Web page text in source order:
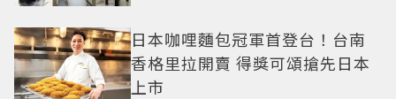
日本咖哩麵包冠軍首登台！台南
香格里拉開賣 得獎可頌搶先日本
上市